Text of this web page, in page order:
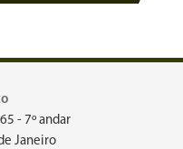
- 7º andar
Janeiro